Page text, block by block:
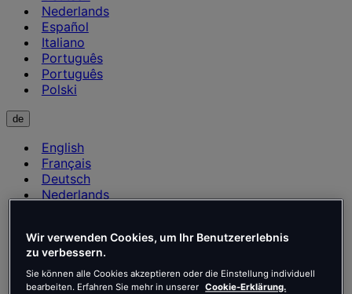
Nederlands
Español
Italiano
Português
Português
Polski
de
English
Français
Deutsch
Nederlands
Português
Português
Polski
Wir verwenden Cookies, um Ihr Benutzererlebnis
zu verbessern.
Sie können alle Cookies akzeptieren oder die Einstellung individuell
bearbeiten. Erfahren Sie mehr in unserer Cookie-Erklärung.